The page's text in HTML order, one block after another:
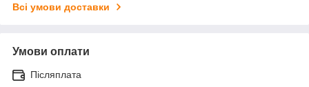
Всі умови доставки
Умови оплати
Післяплата